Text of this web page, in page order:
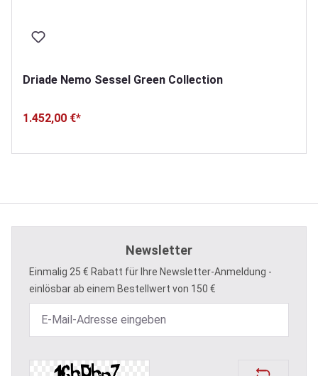
Driade Nemo Sessel Green Collection
1.452,00 €*
Newsletter
Einmalig 25 € Rabatt für Ihre Newsletter-Anmeldung -
einlösbar ab einem Bestellwert von 150 €